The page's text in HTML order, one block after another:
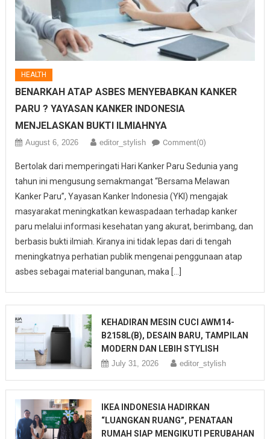
HEALTH
BENARKAH ATAP ASBES MENYEBABKAN KANKER
PARU ? YAYASAN KANKER INDONESIA
MENJELASKAN BUKTI ILMIAHNYA
August 6, 2026 editor_stylish Comment(0)
Bertolak dari memperingati Hari Kanker Paru Sedunia yang
tahun ini mengusung semakmangat “Bersama Melawan
Kanker Paru”, Yayasan Kanker Indonesia (YKI) mengajak
masyarakat meningkatkan kewaspadaan terhadap kanker
paru melalui informasi kesehatan yang akurat, berimbang, dan
berbasis bukti ilmiah. Kiranya ini tidak lepas dari di tengah
meningkatnya perhatian publik mengenai penggunaan atap
asbes sebagai material bangunan, maka […]
KEHADIRAN MESIN CUCI AWM14-
B2158L(B), DESAIN BARU, TAMPILAN
MODERN DAN LEBIH STYLISH
July 31, 2026 editor_stylish
IKEA INDONESIA HADIRKAN
“LUANGKAN RUANG”, PENATAAN
RUMAH SIAP MENGIKUTI PERUBAHAN